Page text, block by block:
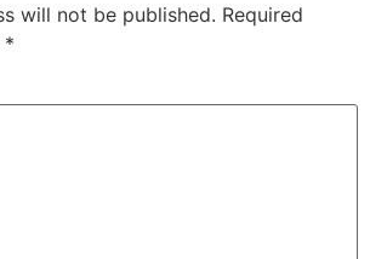
will not be published. Required
*